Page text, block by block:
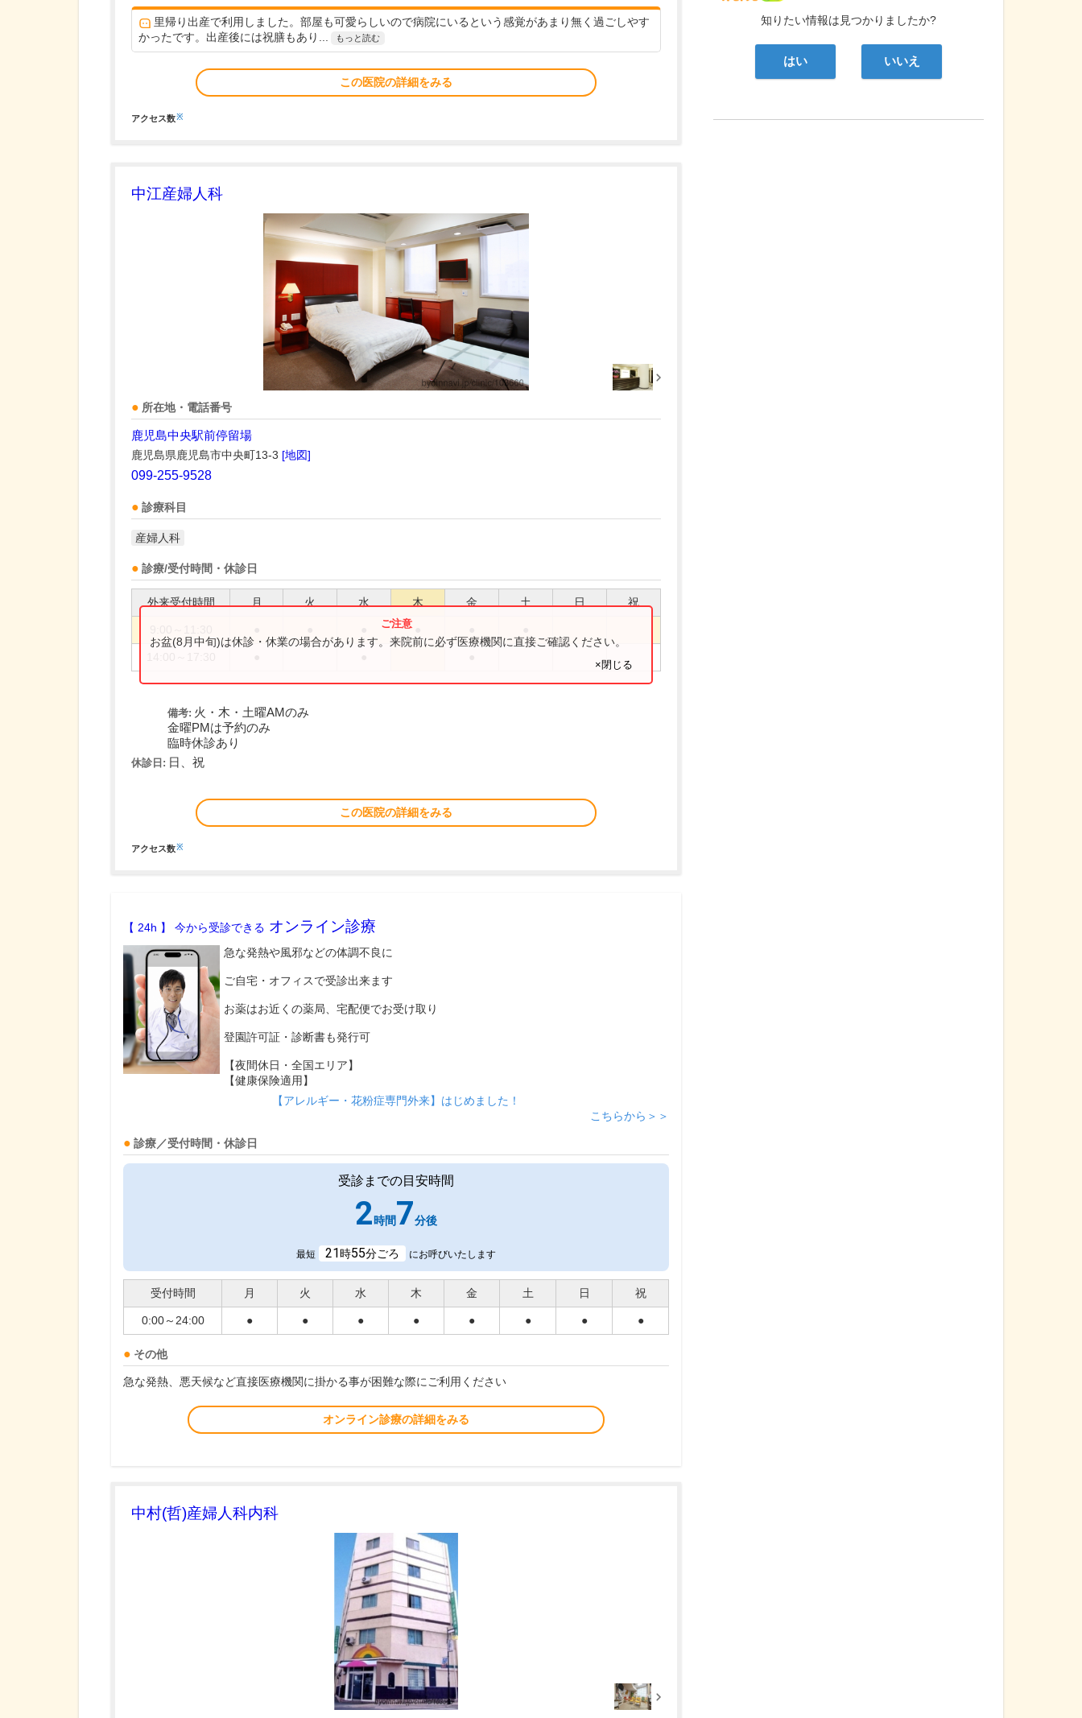
里帰り出産で利用しました。部屋も可愛らしいので病院にいるという感覚があまり無く過ごしやす
かったです。出産後には祝膳もあり...
もっと読む
この医院の詳細をみる
アクセス数※
中江産婦人科
所在地・電話番号
鹿児島中央駅前停留場
鹿児島県鹿児島市中央町13-3 [地図]
099-255-9528
診療科目
産婦人科
診療/受付時間・休診日
外来受付時間 月 火 水 木 金 土 日 祝
お盆(8月中旬)は休診・休業の場合があります。来院前に必ず医療機関に直接ご確認ください。
×閉じる
備考: 火・木・土曜AMのみ
金曜PMは予約のみ
臨時休診あり
休診日: 日、祝
この医院の詳細をみる
アクセス数※
【 24h 】 今から受診できる オンライン診療
急な発熱や風邪などの体調不良に
ご自宅・オフィスで受診出来ます
お薬はお近くの薬局、宅配便でお受け取り
登園許可証・診断書も発行可
【夜間休日・全国エリア】
【健康保険適用】
【アレルギー・花粉症専門外来】はじめました！
こちらから＞＞
診療／受付時間・休診日
受診までの目安時間
2時間7分後
最短 21時55分ごろ にお呼びいたします
受付時間 月 火 水 木 金 土 日 祝
0:00～24:00 ● ● ● ● ● ● ● ●
その他
急な発熱、悪天候など直接医療機関に掛かる事が困難な際にご利用ください
オンライン診療の詳細をみる
中村(哲)産婦人科内科
知りたい情報は見つかりましたか?
はい いいえ